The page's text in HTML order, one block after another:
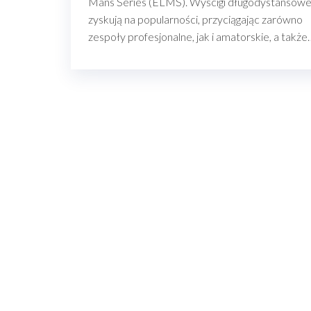
zyskują na popularności, przyciągając zarówno
zespoły profesjonalne, jak i amatorskie, a